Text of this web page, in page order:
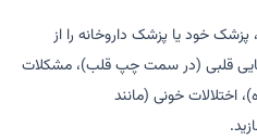
خود یا پزشک داروخانه را از
قلبی (در سمت چپ قلب)، مشکلات
اختلالات خونی (مانند